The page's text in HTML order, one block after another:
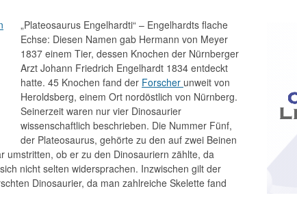
„Plateosaurus Engelhardti“ – Engelhardts flache
Echse: Diesen Namen gab Hermann von Meyer
1837 einem Tier, dessen Knochen der Nürnberger
Arzt Johann Friedrich Engelhardt 1834 entdeckt
hatte. 45 Knochen fand der Forscher unweit von
Heroldsberg, einem Ort nordöstlich von Nürnberg.
Seinerzeit waren nur vier Dinosaurier
wissenschaftlich beschrieben. Die Nummer Fünf,
der Plateosaurus, gehörte zu den auf zwei Beinen
umstritten, ob er zu den Dinosauriern zählte, da
nicht selten widersprachen. Inzwischen gilt der
Dinosaurier, da man zahlreiche Skelette fand